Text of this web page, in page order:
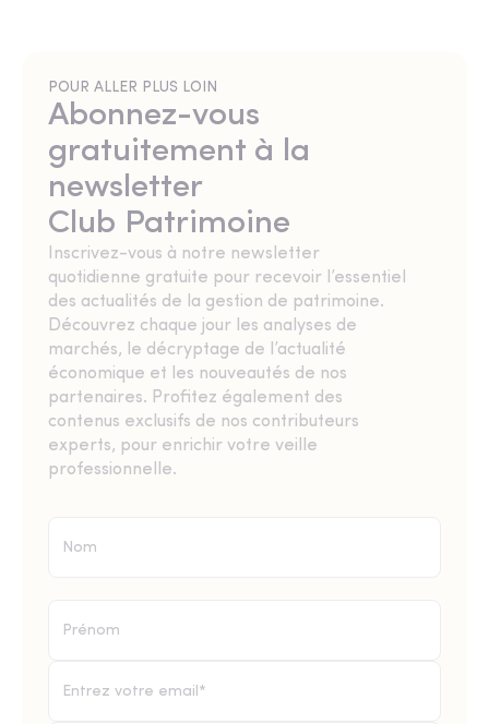
POUR ALLER PLUS LOIN
Abonnez-vous
gratuitement à la
newsletter
Club Patrimoine
Inscrivez-vous à notre newsletter
quotidienne gratuite pour recevoir l’essentiel
des actualités de la gestion de patrimoine.
Découvrez chaque jour les analyses de
marchés, le décryptage de l’actualité
économique et les nouveautés de nos
partenaires. Profitez également des
contenus exclusifs de nos contributeurs
experts, pour enrichir votre veille
professionnelle.